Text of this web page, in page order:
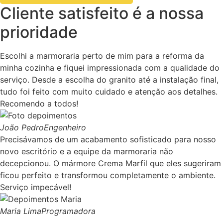
Cliente satisfeito é a nossa
prioridade
Escolhi a marmoraria perto de mim para a reforma da
minha cozinha e fiquei impressionada com a qualidade do
serviço. Desde a escolha do granito até a instalação final,
tudo foi feito com muito cuidado e atenção aos detalhes.
Recomendo a todos!
João PedroEngenheiro
Precisávamos de um acabamento sofisticado para nosso
novo escritório e a equipe da marmoraria não
decepcionou. O mármore Crema Marfil que eles sugeriram
ficou perfeito e transformou completamente o ambiente.
Serviço impecável!
Maria LimaProgramadora